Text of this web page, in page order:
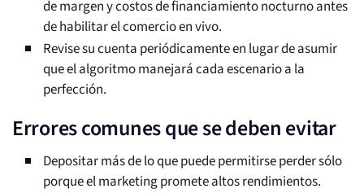
de margen y costos de financiamiento nocturno antes
de habilitar el comercio en vivo.
Revise su cuenta periódicamente en lugar de asumir
que el algoritmo manejará cada escenario a la
perfección.
Errores comunes que se deben evitar
Depositar más de lo que puede permitirse perder sólo
porque el marketing promete altos rendimientos.